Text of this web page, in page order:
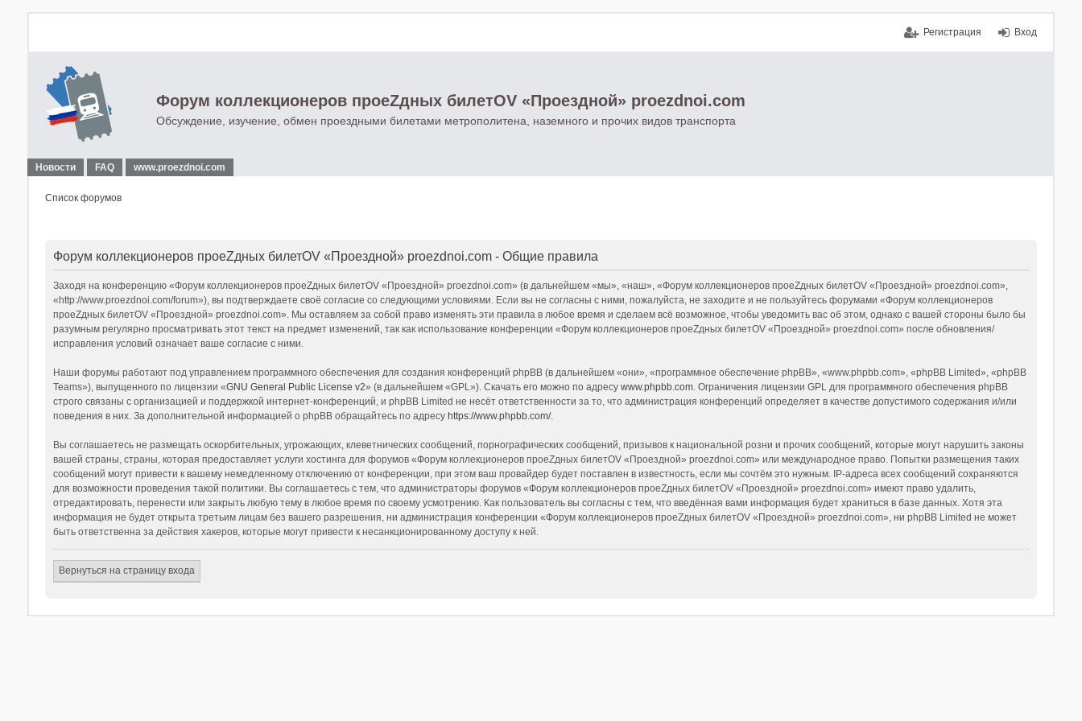
Вход
Регистрация
Новости FAQ www.proezdnoi.com
Форум коллекционеров проеZдных билетOV «Проездной» proezdnoi.com
Обсуждение, изучение, обмен проездными билетами метрополитена, наземного и прочих видов транспорта
Список форумов
Форум коллекционеров проеZдных билетOV «Проездной» proezdnoi.com - Общие правила
Заходя на конференцию «Форум коллекционеров проеZдных билетOV «Проездной» proezdnoi.com» (в дальнейшем «мы», «наш», «Форум коллекционеров проеZдных билетOV «Проездной» proezdnoi.com»,
«http://www.proezdnoi.com/forum»), вы подтверждаете своё согласие со следующими условиями. Если вы не согласны с ними, пожалуйста, не заходите и не пользуйтесь форумами «Форум коллекционеров
проеZдных билетOV «Проездной» proezdnoi.com». Мы оставляем за собой право изменять эти правила в любое время и сделаем всё возможное, чтобы уведомить вас об этом, однако с вашей стороны было бы
разумным регулярно просматривать этот текст на предмет изменений, так как использование конференции «Форум коллекционеров проеZдных билетOV «Проездной» proezdnoi.com» после обновления/
исправления условий означает ваше согласие с ними.
Наши форумы работают под управлением программного обеспечения для создания конференций phpBB (в дальнейшем «они», «программное обеспечение phpBB», «www.phpbb.com», «phpBB Limited», «phpBB
Teams»), выпущенного по лицензии «GNU General Public License v2» (в дальнейшем «GPL»). Скачать его можно по адресу www.phpbb.com. Ограничения лицензии GPL для программного обеспечения phpBB
строго связаны с организацией и поддержкой интернет-конференций, и phpBB Limited не несёт ответственности за то, что администрация конференций определяет в качестве допустимого содержания и/или
поведения в них. За дополнительной информацией о phpBB обращайтесь по адресу https://www.phpbb.com/.
Вы соглашаетесь не размещать оскорбительных, угрожающих, клеветнических сообщений, порнографических сообщений, призывов к национальной розни и прочих сообщений, которые могут нарушить законы
вашей страны, страны, которая предоставляет услуги хостинга для форумов «Форум коллекционеров проеZдных билетOV «Проездной» proezdnoi.com» или международное право. Попытки размещения таких
сообщений могут привести к вашему немедленному отключению от конференции, при этом ваш провайдер будет поставлен в известность, если мы сочтём это нужным. IP-адреса всех сообщений сохраняются
для возможности проведения такой политики. Вы соглашаетесь с тем, что администраторы форумов «Форум коллекционеров проеZдных билетOV «Проездной» proezdnoi.com» имеют право удалить,
отредактировать, перенести или закрыть любую тему в любое время по своему усмотрению. Как пользователь вы согласны с тем, что введённая вами информация будет храниться в базе данных. Хотя эта
информация не будет открыта третьим лицам без вашего разрешения, ни администрация конференции «Форум коллекционеров проеZдных билетOV «Проездной» proezdnoi.com», ни phpBB Limited не может
быть ответственна за действия хакеров, которые могут привести к несанкционированному доступу к ней.
Вернуться на страницу входа